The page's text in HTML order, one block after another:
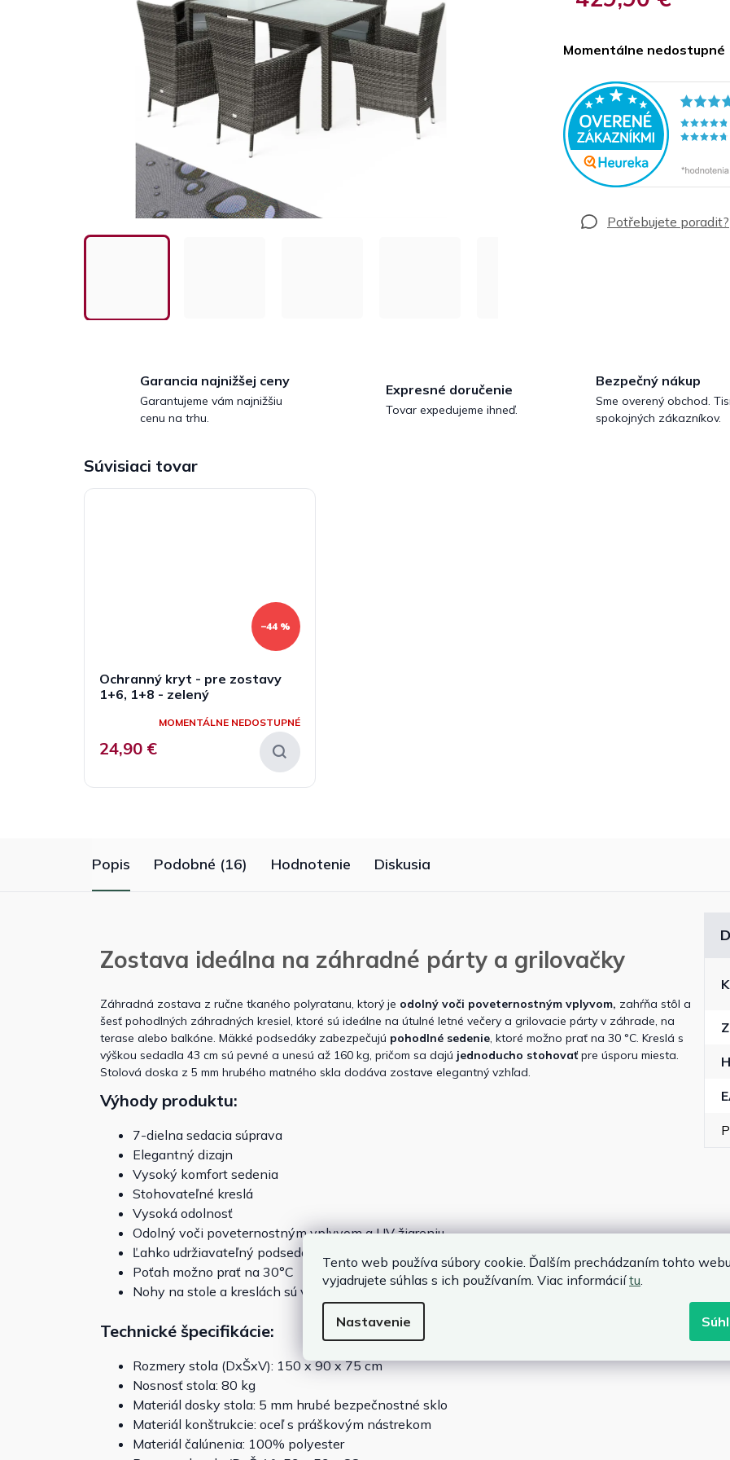
Tento web používa súbory cookie. Ďalším prechádzaním tohto webu
vyjadrujete súhlas s ich používaním. Viac informáciítu.
Nastavenie
Momentálne nedostupné
Garancia najnižšej ceny
Garantujeme vám najnižšiu
cenu na trhu.
Expresné doručenie
Tovar expedujeme ihneď.
Bezpečný nákup
Sme overený obchod.
spokojných zákazníkov.
Súvisiaci tovar
–44 %
Ochranný kryt - pre zostavy
1+6, 1+8 - zelený
MOMENTÁLNE NEDOSTUPNÉ
24,90 €
Popis Podobné (16) Hodnotenie Diskusia
Zostava ideálna na záhradné párty a grilovačky
Záhradná zostava z ručne tkaného polyratanu, ktorý je odolný voči poveternostným vplyvom, zahŕňa stôl a
šesť pohodlných záhradných kresiel, ktoré sú ideálne na útulné letné večery a grilovacie párty v záhrade, na
terase alebo balkóne. Mäkké podsedáky zabezpečujú pohodlné sedenie, ktoré možno prať na 30 °C. Kreslá s
výškou sedadla 43 cm sú pevné a unesú až 160 kg, pričom sa dajú jednoducho stohovať pre úsporu miesta.
Stolová doska z 5 mm hrubého matného skla dodáva zostave elegantný vzhľad.
Výhody produktu:
7-dielna sedacia súprava
Elegantný dizajn
Vysoký komfort sedenia
Stohovateľné kreslá
Vysoká odolnosť
Odolný voči poveternostným vplyvom a UV žiareniu
Ľahko udržiavateľný podsedák so zipsom
Poťah možno prať na 30°C
Nohy na stole a kreslách sú výškovo nastaviteľné
Technické špecifikácie:
Rozmery stola (DxŠxV): 150 x 90 x 75 cm
Nosnosť stola: 80 kg
Materiál dosky stola: 5 mm hrubé bezpečnostné sklo
Materiál konštrukcie: oceľ s práškovým nástrekom
Materiál čalúnenia: 100% polyester